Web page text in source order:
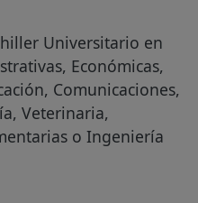
Universitario en
Económicas,
Comunicaciones,
Veterinaria,
o Ingeniería